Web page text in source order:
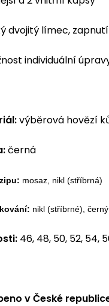
dvojitý límec,
individuální
výběrová hovězí
černá
mosaz, nikl (stříbrná)
nikl (stříbrné),
46, 48, 50, 52, 54,
v České